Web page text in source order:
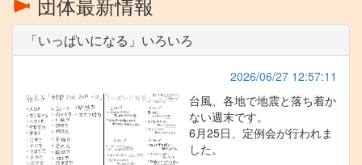
「いっぱいになる」いろいろ
2026/06/27 12:57:11
台風、各地で地震と落ち着か
ない週末です。
6月25日、定例会が行われま
した。